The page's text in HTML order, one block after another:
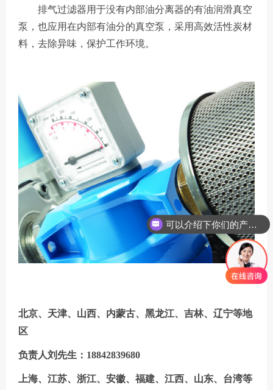
排气过滤器用于没有内部油分离器的有油润滑真空
泵，也应用在内部有油分的真空泵，采用高效活性炭材
料，去除异味，保护工作环境。
北京、天津、山西、内蒙古、黑龙江、吉林、辽宁等地
区
负责人刘先生：18842839680
上海、江苏、浙江、安徽、福建、江西、山东、台湾等
可以介绍下你们的产品么
你们是怎么收费的呢